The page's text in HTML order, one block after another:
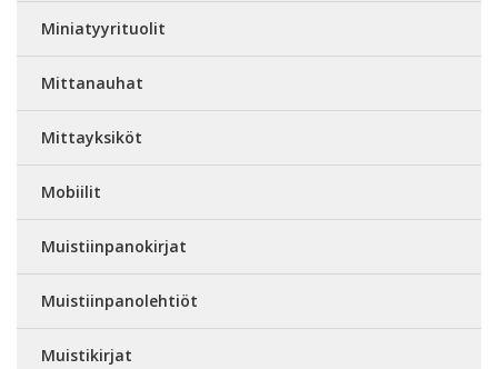
Miniatyyrituolit
Mittanauhat
Mittayksiköt
Mobiilit
Muistiinpanokirjat
Muistiinpanolehtiöt
Muistikirjat